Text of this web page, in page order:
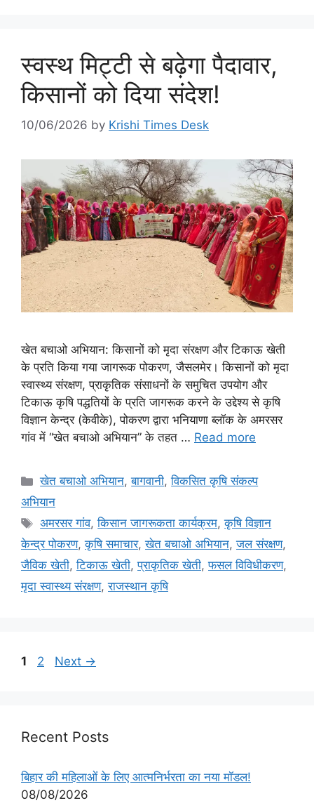
स्वस्थ मिट्टी से बढ़ेगा पैदावार,
किसानों को दिया संदेश!
10/06/2026 by Krishi Times Desk
खेत बचाओ अभियान: किसानों को मृदा संरक्षण और टिकाऊ खेती
के प्रति किया गया जागरूक पोकरण, जैसलमेर। किसानों को मृदा
स्वास्थ्य संरक्षण, प्राकृतिक संसाधनों के समुचित उपयोग और
टिकाऊ कृषि पद्धतियों के प्रति जागरूक करने के उद्देश्य से कृषि
विज्ञान केन्द्र (केवीके), पोकरण द्वारा भनियाणा ब्लॉक के अमरसर
गांव में “खेत बचाओ अभियान” के तहत … Read more
खेत बचाओ अभियान,बागवानी,विकसित कृषि संकल्प
अभियान
अमरसर गांव,किसान जागरूकता कार्यक्रम,कृषि विज्ञान
केन्द्र पोकरण,कृषि समाचार,खेत बचाओ अभियान,जल संरक्षण,
जैविक खेती,टिकाऊ खेती,प्राकृतिक खेती,फसल विविधीकरण,
मृदा स्वास्थ्य संरक्षण,राजस्थान कृषि
1 2 Next →
Recent Posts
बिहार की महिलाओं के लिए आत्मनिर्भरता का नया मॉडल!
08/08/2026